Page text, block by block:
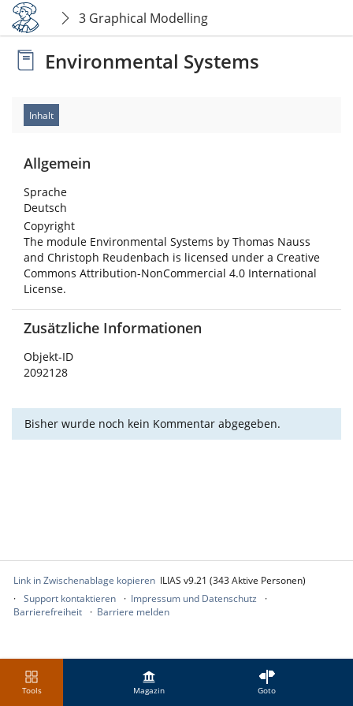
3 Graphical Modelling
Tools Magazin Goto
Environmental Systems
Inhalt
Allgemein
Sprache
Deutsch
Copyright
The module Environmental Systems by Thomas Nauss
and Christoph Reudenbach is licensed under a Creative
Commons Attribution-NonCommercial 4.0 International
License.
Zusätzliche Informationen
Objekt-ID
2092128
Bisher wurde noch kein Kommentar abgegeben.
Link in Zwischenablage kopieren ILIAS v9.21 (343 Aktive Personen)
Support kontaktieren
Impressum und Datenschutz
Barrierefreiheit
Barriere melden